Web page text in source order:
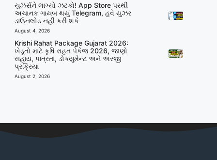
યુઝર્સને લાગ્યો ઝટકો! App Store પરથી
અચાનક ગાયબ થયું Telegram, હવે યુઝર
ડાઉનલોડ નહીં કરી શકે
August 4, 2026
Krishi Rahat Package Gujarat 2026:
ખેડૂતો માટે કૃષિ રાહત પેકેજ 2026, જાણો
સહાય, પાત્રતા, ડોક્યુમેન્ટ અને અરજી
પ્રક્રિયા
August 2, 2026